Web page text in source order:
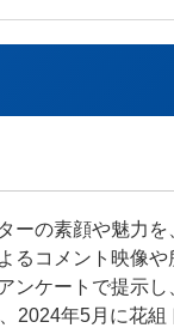
ーの素顔や魅力
るコメント映像
ンケートで提示し
2024年5月に花組